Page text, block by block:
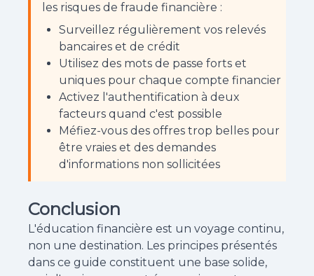
les risques de fraude financière :
Surveillez régulièrement vos relevés
bancaires et de crédit
Utilisez des mots de passe forts et
uniques pour chaque compte financier
Activez l'authentification à deux
facteurs quand c'est possible
Méfiez-vous des offres trop belles pour
être vraies et des demandes
d'informations non sollicitées
Conclusion
L'éducation financière est un voyage continu,
non une destination. Les principes présentés
dans ce guide constituent une base solide,